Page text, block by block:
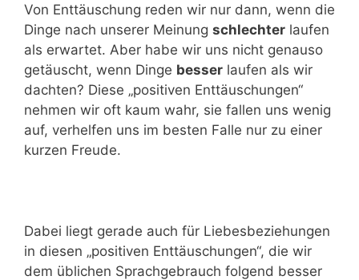
Von Enttäuschung reden wir nur dann, wenn die
Dinge nach unserer Meinung schlechter laufen
als erwartet. Aber habe wir uns nicht genauso
getäuscht, wenn Dinge besser laufen als wir
dachten? Diese „positiven Enttäuschungen“
nehmen wir oft kaum wahr, sie fallen uns wenig
auf, verhelfen uns im besten Falle nur zu einer
kurzen Freude.
Dabei liegt gerade auch für Liebesbeziehungen
in diesen „positiven Enttäuschungen“, die wir
dem üblichen Sprachgebrauch folgend besser